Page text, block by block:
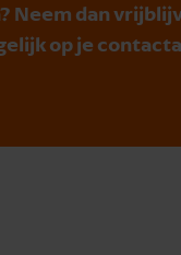
Neem dan
op je